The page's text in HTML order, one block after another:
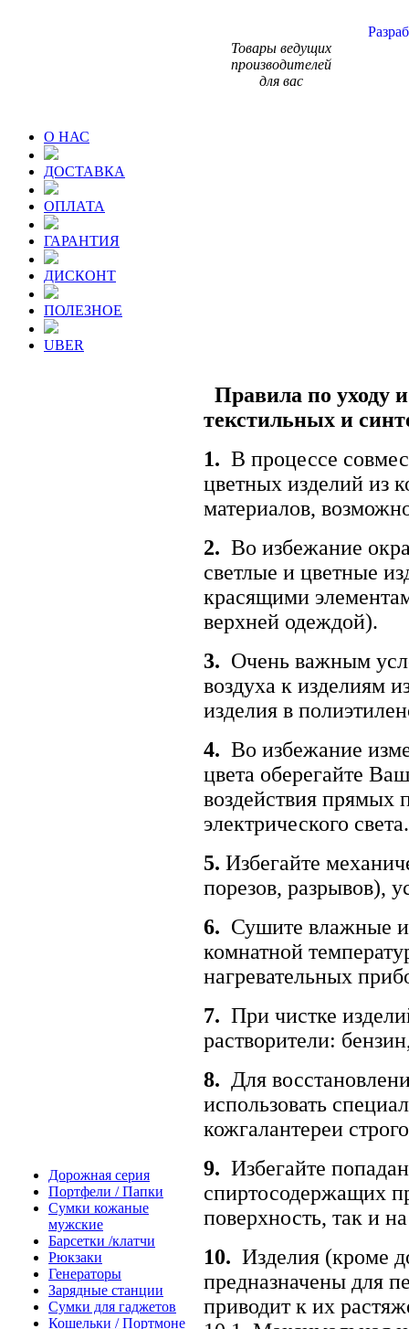
Товары ведущих
производителей
для вас
О НАС
ДОСТАВКА
ОПЛАТА
ГАРАНТИЯ
ДИСКОНТ
ПОЛЕЗНОЕ
UBER
Дорожная серия
Портфели / Папки
Сумки кожаные
мужские
Барсетки /клатчи
Рюкзаки
Генераторы
Зарядные станции
Сумки для гаджетов
Кошельки / Портмоне
Правила по уходу
текстильных и
1. В процессе
цветных изделий из
материалов,
2. Во избежание
светлые и цветные
красящими
верхней одеждой).
3. Очень важным
воздуха к изделиям
изделия в
4. Во избежание
цвета оберегайте
воздействия прямых
электрического света.
5. Избегайте
порезов, разрывов),
6. Сушите влажные
комнатной
нагревательных
7. При чистке
растворители:
8. Для
использовать
кожгалантереи
9. Избегайте
спиртосодержащих
поверхность, так и
10. Изделия (кроме
предназначены для
приводит к их